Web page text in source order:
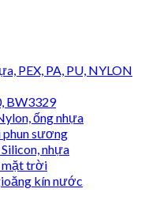
PEX, PA, PU, NYLON
BW3329
ống nhựa
phun sương
nhựa
mặt trời
kín nước